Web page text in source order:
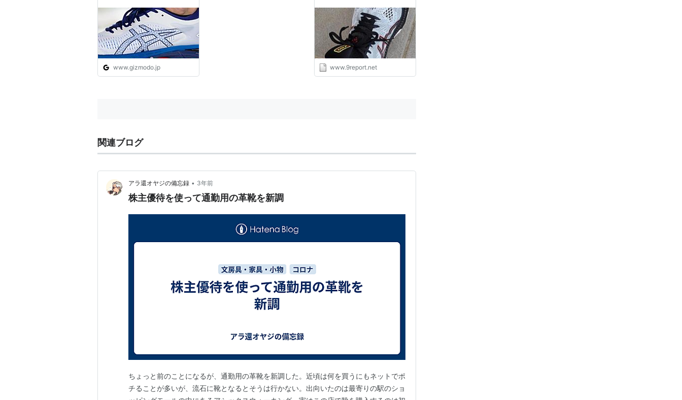
www.gizmodo.jp www.9report.net
関連ブログ
アラ還オヤジの備忘録 • 3年前
株主優待を使って通勤用の革靴を新調
ちょっと前のことになるが、通勤用の革靴を新調した。近頃は何を買うにもネットでポ
チることが多いが、流石に靴となるとそうは行かない。出向いたのは最寄りの駅のショ